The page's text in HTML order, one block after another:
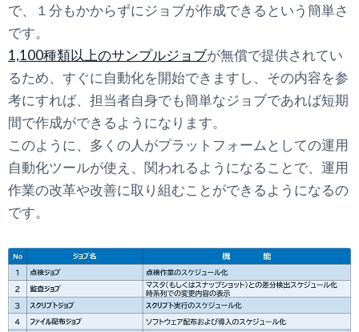
で、１分もかからずにジョブが作成できるという簡単さ
です。
1,100種類以上のサンプルジョブが無償で提供されてい
るため、すぐに自動化を開始できますし、その内容を参
考にすれば、担当者自身でも簡単なジョブであれば短期
間で作成ができるようになります。
このように、多くの人がプラットフォームとしての運用
自動化ツールが使え、関われるようになることで、運用
作業の改革や改善に取り組むことができるようになるの
です。